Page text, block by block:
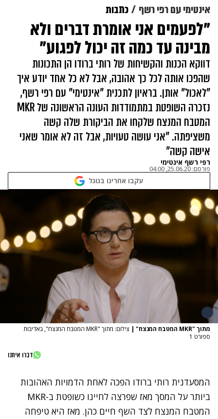
אינטימי עם רפי רשף כתבות
"לפעמים אני אומרת דברים ולא
מבינה עד כמה זה יכול לפגוע"
דווקא הכנות והקשיחות של רותי ברודו הן התכונות
שהפכו אותה לכל כך אהובה, אבל לא כל אחד יודע איך
"לאכול" אותן. בראיון לתכנית "אינטימי" עם רפי רשף,
נזכרה השופטת במתמודדות העונה הראשונה של MKR
המטבח המנצח שלקחו את הביקורת שלה קשה
משציפתה. "אני עושה טעויות, אבל זה לא אומר שאני
אישה קשה"
רפי רשף אינטימי
פורסם: 25.06.20, 04:00
עקבו אחרינו בגוגל
מתוך "MKR המטבח המנצח" |
צילום: מתוך "MKR המטבח המנצח", באדיבות
ספורט 1
דברו איתנו
המסעדנית רותי ברודו הפכה לאחת הדמויות האהובות
ביותר על המסך מאז שפרצה לחיינו כשופטת ב-MKR
המטבח המנצח לצד השף חיים כהן. מאז היא טיפחה